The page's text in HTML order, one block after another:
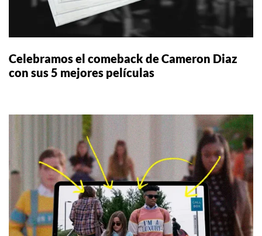
Celebramos el comeback de Cameron Diaz
con sus 5 mejores películas